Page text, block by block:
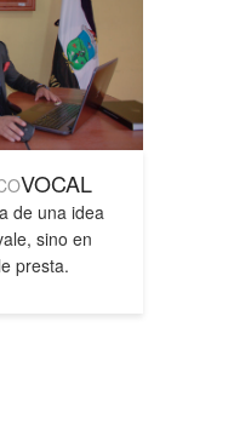
VOCAL
de una idea
sino en
presta.